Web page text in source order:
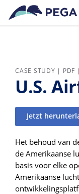
Zum Hauptinhalt
CASE STUDY | PDF
U.S.
Jetzt
Het behoud van
de Amerikaanse
basis voor elke
Amerikaanse